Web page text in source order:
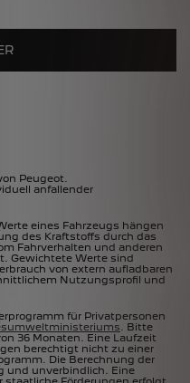
Peugeot.
anfallender
eines Fahrzeugs hängen
des Kraftstoffs durch das
Fahrverhalten und anderen
Gewichtete Werte sind
von extern aufladbaren
Nutzungsprofil und
für Privatpersonen
. Bitte
36 Monaten. Eine Laufzeit
berechtigt nicht zu einer
Die Berechnung der
und unverbindlich. Eine